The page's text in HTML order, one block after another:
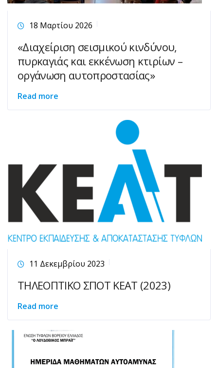
18 Μαρτίου 2026
«Διαχείριση σεισμικού κινδύνου,
πυρκαγιάς και εκκένωση κτιρίων –
οργάνωση αυτοπροστασίας»
Read more
11 Δεκεμβρίου 2023
ΤΗΛΕΟΠΤΙΚΟ ΣΠΟΤ ΚΕΑΤ (2023)
Read more